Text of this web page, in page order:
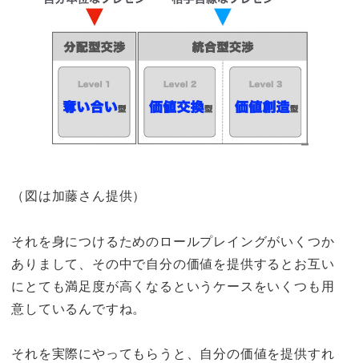
（図は加藤さん提供）
それを身につけるためのロールプレイングがいくつか
ありまして、その中で自分の価値を提供するとお互い
にとても満足度が高くなるというケースをいくつも用
意しているんですね。
それを実際にやってもらうと、自分の価値を提供すれ